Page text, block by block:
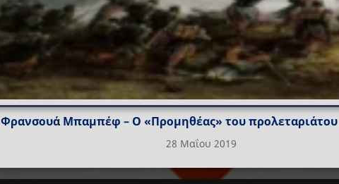
Φρανσουά Μπαμπέφ – Ο «Προμηθέας» του προλεταριάτου
28 Μαΐου 2019